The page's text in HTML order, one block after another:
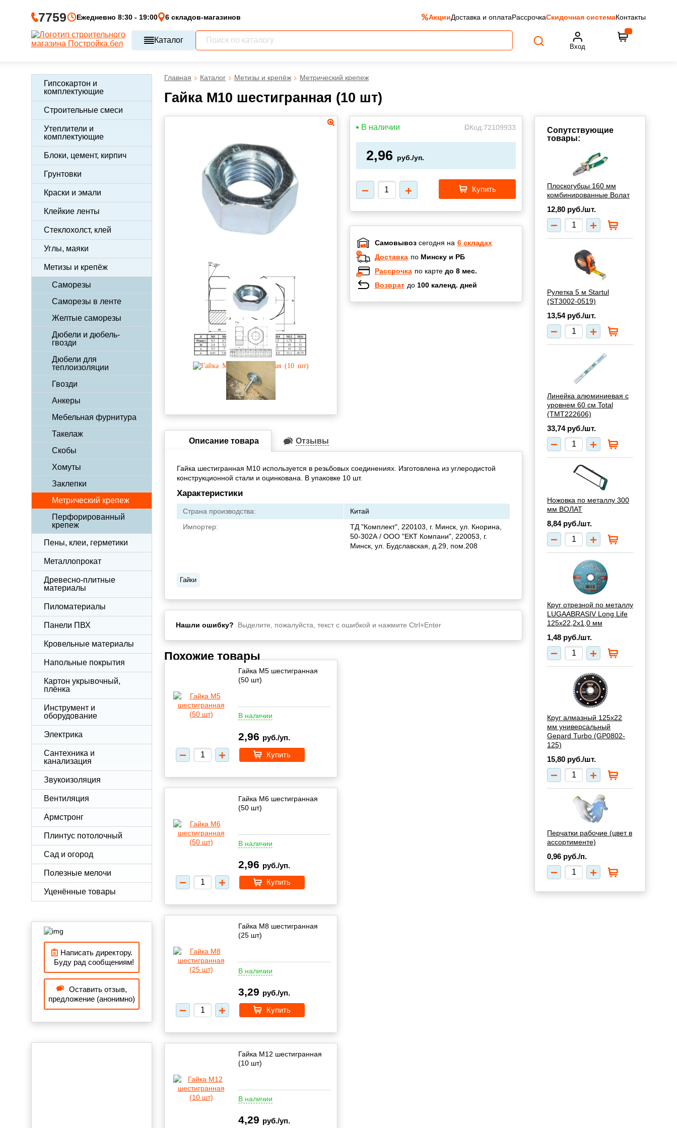
7759 Ежедневно 8:30 - 19:00 6 складов-магазинов АкцииДоставка и оплатаРассрочкаСкидочная системаКонтакты
Каталог
Вход
Гипсокартон и
комплектующие
Строительные смеси
Утеплители и
комплектующие
Блоки, цемент, кирпич
Грунтовки
Краски и эмали
Клейкие ленты
Стеклохолст, клей
Углы, маяки
Метизы и крепёж
Саморезы
Саморезы в ленте
Желтые саморезы
Дюбели и дюбель-
гвозди
Дюбели для
теплоизоляции
Гвозди
Анкеры
Мебельная фурнитура
Такелаж
Скобы
Хомуты
Заклепки
Метрический крепеж
Перфорированный
крепеж
Пены, клеи, герметики
Металлопрокат
Древесно-плитные
материалы
Пиломатериалы
Панели ПВХ
Кровельные материалы
Напольные покрытия
Картон укрывочный,
плёнка
Инструмент и
оборудование
Электрика
Сантехника и
канализация
Звукоизоляция
Вентиляция
Армстронг
Плинтус потолочный
Сад и огород
Полезные мелочи
Уценённые товары
Написать директору.
Буду рад сообщениям!
Оставить отзыв,
предложение (анонимно)
Главная Каталог Метизы и крепёж Метрический крепеж
Гайка М10 шестигранная (10 шт)
В наличии Код:72109933
2,96 руб./уп.
Купить
Самовывозсегодня на 6 складах
Доставка по Минску и РБ
Рассрочка по карте до 8 мес.
Возврат до 100 календ. дней
Описание товара Отзывы
Гайка шестигранная М10 используется в резьбовых соединениях. Изготовлена из углеродистой
конструкционной стали и оцинкована. В упаковке 10 шт.
Характеристики
Страна производства:
Китай
Импортер:
ТД "Комплект", 220103, г. Минск, ул. Кнорина,
50-302А / ООО "ЕКТ Компани", 220053, г.
Минск, ул. Будславская, д.29, пом.208
Гайки
Нашли ошибку? Выделите, пожалуйста, текст с ошибкой и нажмите Ctrl+Enter
Похожие товары
Гайка М5 шестигранная
(50 шт)
В наличии
2,96 руб./уп.
Купить
Гайка М6 шестигранная
(50 шт)
В наличии
2,96 руб./уп.
Купить
Гайка М8 шестигранная
(25 шт)
В наличии
3,29 руб./уп.
Купить
Гайка М12 шестигранная
(10 шт)
В наличии
4,29 руб./уп.
Сопутствующие
товары:
Плоскогубцы 160 мм
комбинированные Волат
12,80 руб./шт.
Рулетка 5 м Startul
(ST3002-0519)
13,54 руб./шт.
Линейка алюминиевая с
уровнем 60 см Total
(TMT222606)
33,74 руб./шт.
Ножовка по металлу 300
мм ВОЛАТ
8,84 руб./шт.
Круг отрезной по металлу
LUGAABRASIV Long Life
125x22,2x1,0 мм
1,48 руб./шт.
Круг алмазный 125х22
мм универсальный
Gepard Turbo (GP0802-
125)
15,80 руб./шт.
Перчатки рабочие (цвет в
ассортименте)
0,96 руб./п.